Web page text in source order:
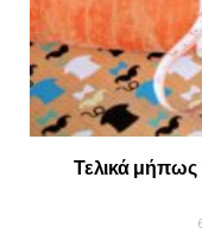
Τελικά μήπως